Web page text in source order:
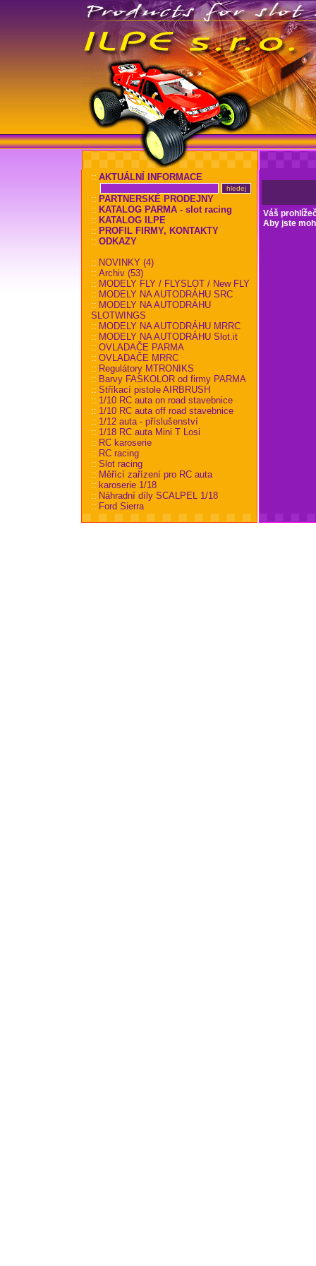
:: AKTUÁLNÍ INFORMACE
:: PARTNERSKÉ PRODEJNY
:: KATALOG PARMA - slot racing
:: KATALOG ILPE
:: PROFIL FIRMY, KONTAKTY
:: ODKAZY
:: NOVINKY (4)
:: Archiv (53)
:: MODELY FLY / FLYSLOT / New FLY
:: MODELY NA AUTODRÁHU SRC
:: MODELY NA AUTODRÁHU
SLOTWINGS
:: MODELY NA AUTODRÁHU MRRC
:: MODELY NA AUTODRÁHU Slot.it
:: OVLADAČE PARMA
:: OVLADAČE MRRC
:: Regulátory MTRONIKS
:: Barvy FASKOLOR od firmy PARMA
:: Stříkací pistole AIRBRUSH
:: 1/10 RC auta on road stavebnice
:: 1/10 RC auta off road stavebnice
:: 1/12 auta - příslušenství
:: 1/18 RC auta Mini T Losi
:: RC karoserie
:: RC racing
:: Slot racing
:: Měřící zařízení pro RC auta
:: karoserie 1/18
:: Náhradní díly SCALPEL 1/18
:: Ford Sierra
Váš
Aby jste